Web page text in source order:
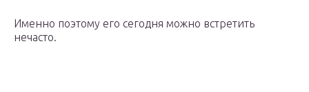
Именно поэтому его сегодня можно встретить
нечасто.